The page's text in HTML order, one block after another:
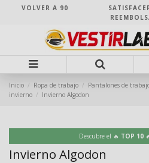
VOLVER A 90
Inicio Ropa de trabajo Pantalones de
invierno
Invierno Algodon
Descubre el 🔥 TOP 10
Invierno Algodon